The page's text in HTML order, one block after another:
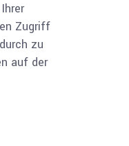
Zugriff
zu
auf der